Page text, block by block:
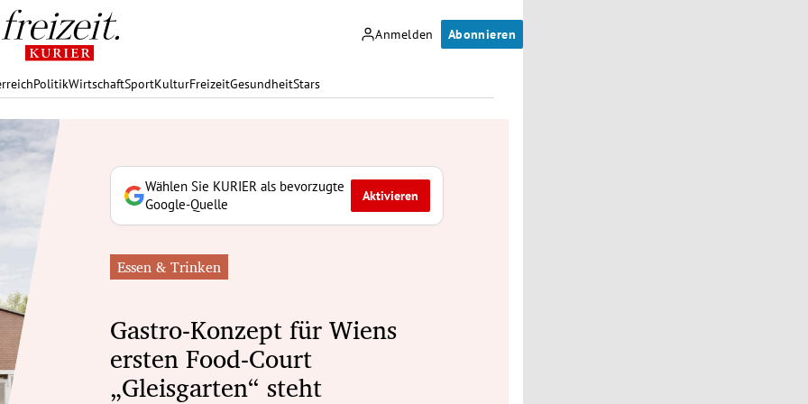
Anmelden Abonnieren
PolitikWirtschaftSportKulturFreizeitGesundheitStars
Wählen Sie KURIER als bevorzugte
Google-Quelle
Aktivieren
Essen & Trinken
Gastro-Konzept für Wiens
ersten Food-Court
„Gleisgarten“ steht